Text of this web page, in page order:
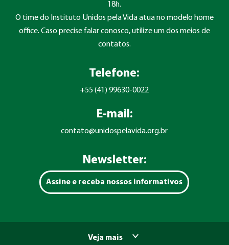
18h.
O time do Instituto Unidos pela Vida atua no modelo home
office. Caso precise falar conosco, utilize um dos meios de
contatos.
Telefone:
+55 (41) 99630-0022
E-mail:
contato@unidospelavida.org.br
Newsletter:
Assine e receba nossos informativos
Veja mais